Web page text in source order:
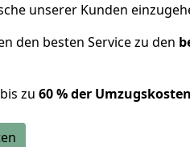
unserer Kunden
den besten Service zu den
zu 60 % der